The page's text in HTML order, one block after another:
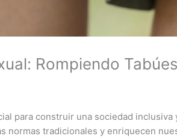
Rompiendo
para construir una sociedad
normas tradicionales y enriquecen